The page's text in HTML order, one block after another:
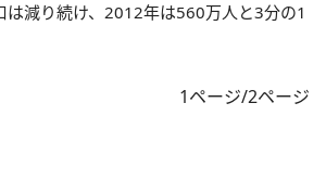
は減り続け、2012年は560万人と3分の1
1ページ/2ページ